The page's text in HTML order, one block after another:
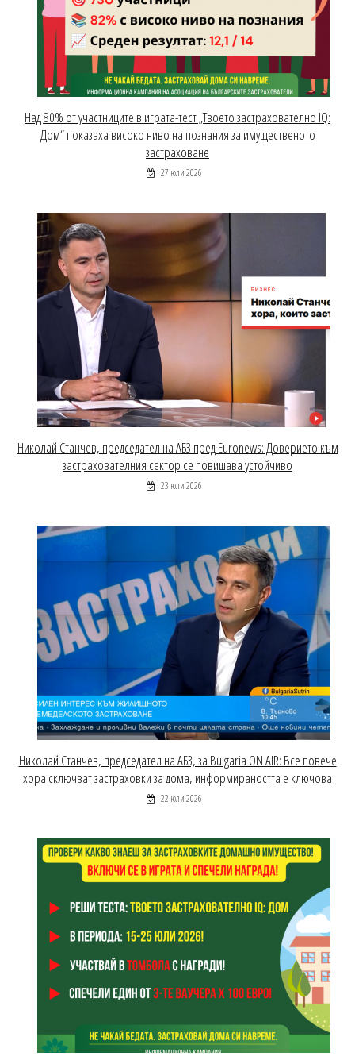
Над 80% от участниците в играта-тест „Твоето застрахователно IQ:
Дом“ показаха високо ниво на познания за имущественото
застраховане
27 юли 2026
Николай Станчев, председател на АБЗ пред Euronews: Доверието към
застрахователния сектор се повишава устойчиво
23 юли 2026
Николай Станчев, председател на АБЗ, за Bulgaria ON AIR: Все повече
хора сключват застраховки за дома, информираността е ключова
22 юли 2026